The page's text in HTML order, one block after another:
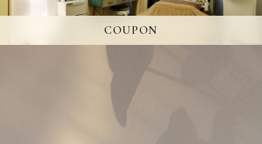
COUPON